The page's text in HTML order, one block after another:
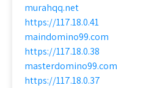
murahqq.net
https://117.18.0.41
maindomino99.com
https://117.18.0.38
masterdomino99.com
https://117.18.0.37